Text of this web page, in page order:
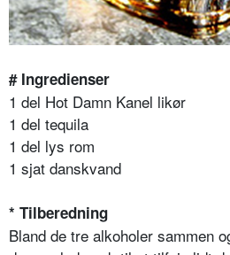
# Ingredienser
1 del Hot Damn Kanel likør
1 del tequila
1 del lys rom
1 sjat danskvand
* Tilberedning
Bland de tre alkoholer sammen